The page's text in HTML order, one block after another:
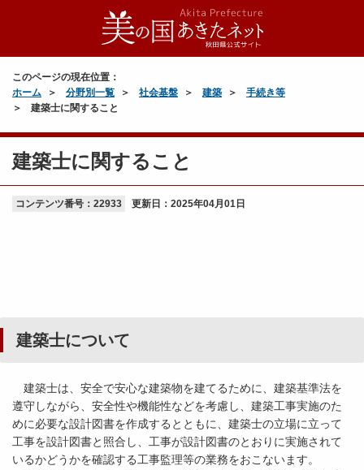
このページの現在位置：
ホーム
分野別一覧 社会基盤 建築
手続き等
建築士に関すること
建築士に関すること
コンテンツ番号：22933 更新日： 2025年04月01日
建築士について
建築士は、安全で安心な建築物を建てるために、建築基準法を
遵守しながら、安全性や機能性などを考慮し、建築工事実施のた
めに必要な設計図書を作成するとともに、建築士の立場に立って
工事を設計図書と照合し、工事が設計図書のとおりに実施されて
いるかどうかを確認する工事監理等の業務をおこないます。